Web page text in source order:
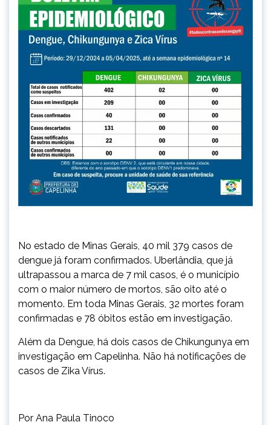
No estado de Minas Gerais, 40 mil 379 casos de
dengue já foram confirmados. Uberlândia, que já
ultrapassou a marca de 7 mil casos, é o município
com o maior número de mortos, são oito até o
momento. Em toda Minas Gerais, 32 mortes foram
confirmadas e 78 óbitos estão em investigação.
Além da Dengue, há dois casos de Chikungunya em
investigação em Capelinha. Não há notificações de
casos de Zika Vírus.
Por Ana Paula Tinoco